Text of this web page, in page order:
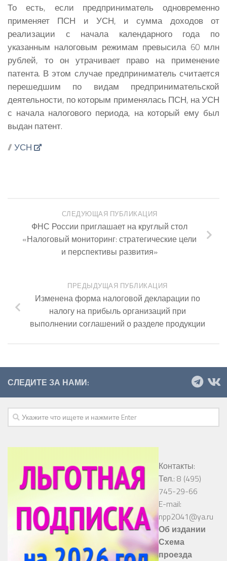
То есть, если предприниматель одновременно
применяет ПСН и УСН, и сумма доходов от
реализации с начала календарного года по
указанным налоговым режимам превысила 60 млн
рублей, то он утрачивает право на применение
патента. В этом случае предприниматель считается
перешедшим по видам предпринимательской
деятельности, по которым применялась ПСН, на УСН
с начала налогового периода, на который ему был
выдан патент.
// УСН
СЛЕДУЮЩАЯ ПУБЛИКАЦИЯ
ФНС России приглашает на круглый стол
«Налоговый мониторинг: стратегические цели
и перспективы развития»
ПРЕДЫДУЩАЯ ПУБЛИКАЦИЯ
Изменена форма налоговой декларации по
налогу на прибыль организаций при
выполнении соглашений о разделе продукции
СЛЕДИТЕ ЗА НАМИ:
Контакты:
Тел.: 8 (495)
745-29-66
E-mail:
npp2041@ya.ru
Об издании
Схема
проезда